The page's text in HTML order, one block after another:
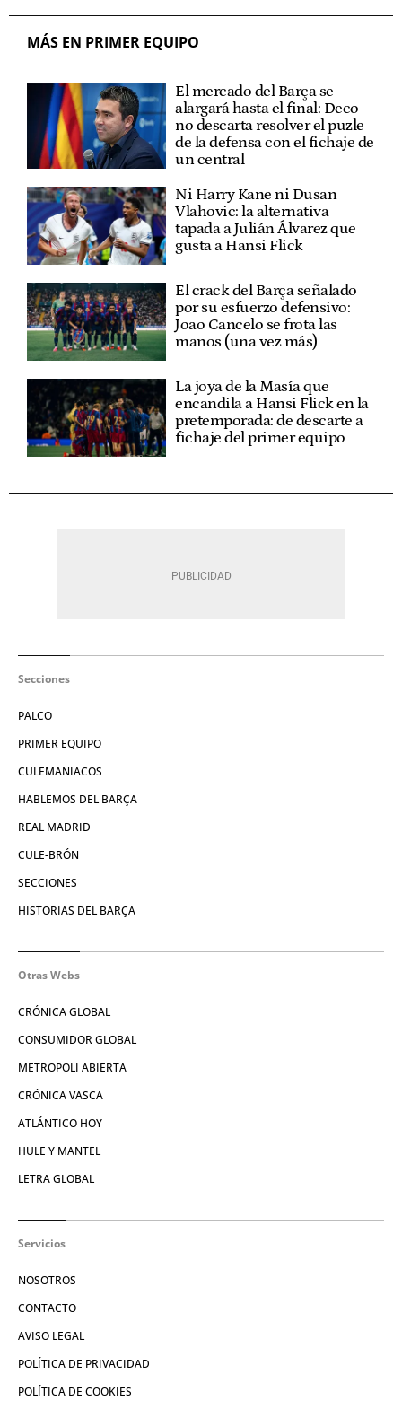
MÁS EN PRIMER EQUIPO
El mercado del Barça se
alargará hasta el final: Deco
no descarta resolver el puzle
de la defensa con el fichaje de
un central
Ni Harry Kane ni Dusan
Vlahovic: la alternativa
tapada a Julián Álvarez que
gusta a Hansi Flick
El crack del Barça señalado
por su esfuerzo defensivo:
Joao Cancelo se frota las
manos (una vez más)
La joya de la Masía que
encandila a Hansi Flick en la
pretemporada: de descarte a
fichaje del primer equipo
Secciones
PALCO
PRIMER EQUIPO
CULEMANIACOS
HABLEMOS DEL BARÇA
REAL MADRID
CULE-BRÓN
SECCIONES
HISTORIAS DEL BARÇA
Otras Webs
CRÓNICA GLOBAL
CONSUMIDOR GLOBAL
METROPOLI ABIERTA
CRÓNICA VASCA
ATLÁNTICO HOY
HULE Y MANTEL
LETRA GLOBAL
Servicios
NOSOTROS
CONTACTO
AVISO LEGAL
POLÍTICA DE PRIVACIDAD
POLÍTICA DE COOKIES